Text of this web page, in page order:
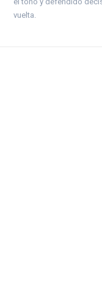
vuelta.